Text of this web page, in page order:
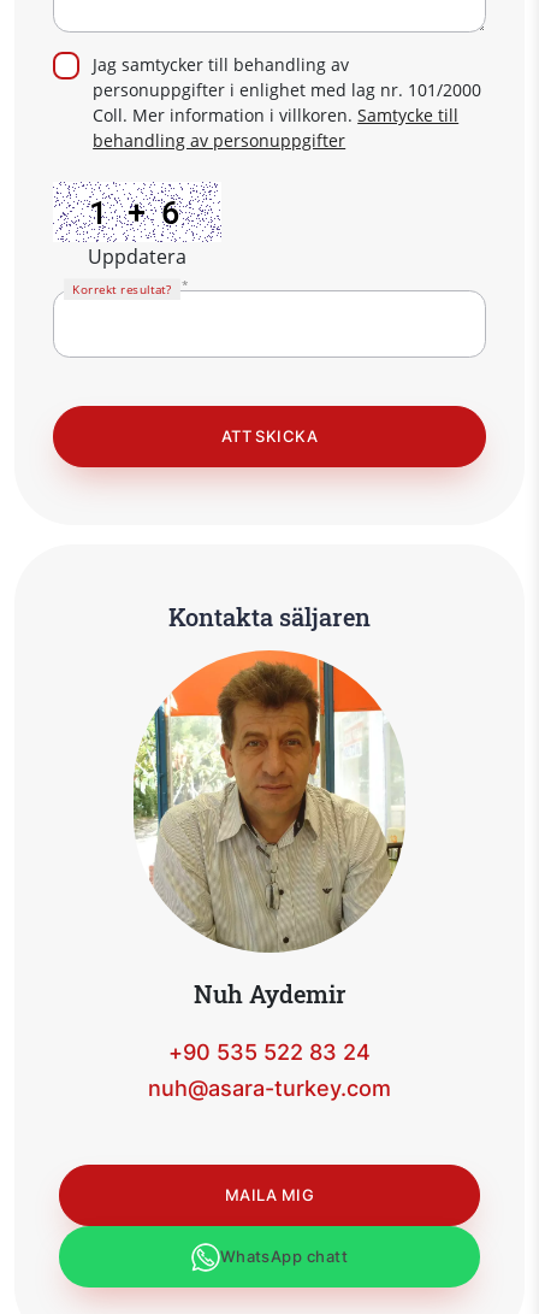
Jag samtycker till behandling av
personuppgifter i enlighet med lag nr. 101/2000
Coll. Mer information i villkoren.Samtycke till
behandling av personuppgifter
Uppdatera
Korrekt resultat?
Kontakta säljaren
Nuh Aydemir
+90 535 522 83 24
nuh@asara-turkey.com
MAILA MIG
WhatsApp chatt